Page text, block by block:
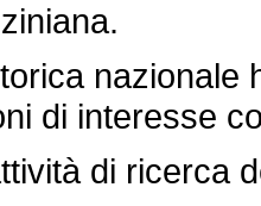
nazionale
di interesse
di ricerca